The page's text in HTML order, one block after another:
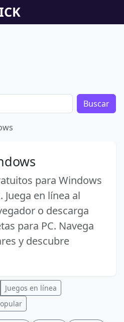
Buscar
para Windows
Juega en línea al
o descarga
para PC. Navega
y descubre
Juegos en línea